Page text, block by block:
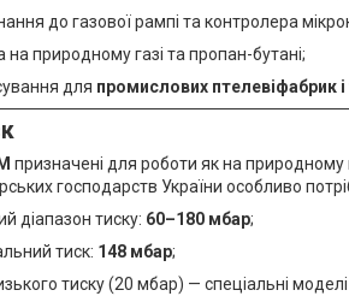
до газової рампі та контролера
на природному газі та пропан-бутані;
для промислових птелевіфабрик
призначені для роботи як на природному
господарств України особливо
діапазон тиску: 60–180 мбар;
тиск: 148 мбар;
тиску (20 мбар) — спеціальні моделі